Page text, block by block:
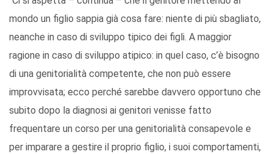
mondo un figlio sappia già cosa fare: niente di più sbagliato,
neanche in caso di sviluppo tipico dei figli. A maggior
ragione in caso di sviluppo atipico: in quel caso, c’è bisogno
di una genitorialità competente, che non può essere
improvvisata; ecco perché sarebbe davvero opportuno che
subito dopo la diagnosi ai genitori venisse fatto
frequentare un corso per una genitorialità consapevole e
per imparare a gestire il proprio figlio, i suoi comportamenti,